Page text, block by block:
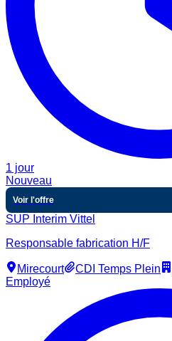
1 jour
Nouveau
Voir l'offre
SUP Interim Vittel
Responsable fabrication H/F
Mirecourt CDI Temps Plein
Employé